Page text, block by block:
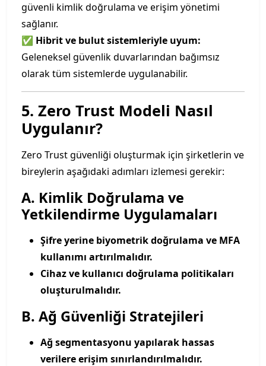
güvenli kimlik doğrulama ve erişim yönetimi
sağlanır.
✅ Hibrit ve bulut sistemleriyle uyum:
Geleneksel güvenlik duvarlarından bağımsız
olarak tüm sistemlerde uygulanabilir.
5. Zero Trust Modeli Nasıl
Uygulanır?
Zero Trust güvenliği oluşturmak için şirketlerin ve
bireylerin aşağıdaki adımları izlemesi gerekir:
A. Kimlik Doğrulama ve
Yetkilendirme Uygulamaları
Şifre yerine biyometrik doğrulama ve MFA
kullanımı artırılmalıdır.
Cihaz ve kullanıcı doğrulama politikaları
oluşturulmalıdır.
B. Ağ Güvenliği Stratejileri
Ağ segmentasyonu yapılarak hassas
verilere erişim sınırlandırılmalıdır.